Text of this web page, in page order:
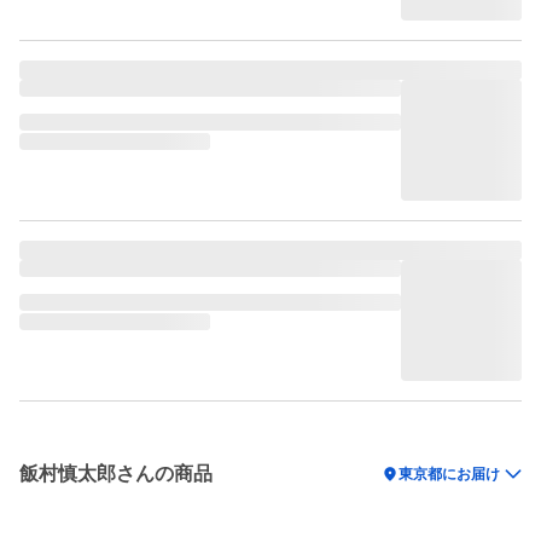
飯村慎太郎さんの商品 location_on東京都にお届け